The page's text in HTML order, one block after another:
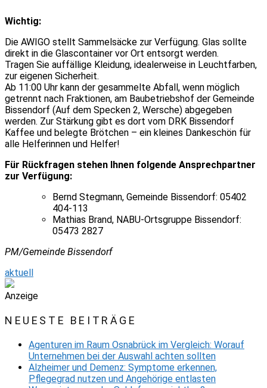
Wichtig:
Die AWIGO stellt Sammelsäcke zur Verfügung. Glas sollte
direkt in die Glascontainer vor Ort entsorgt werden.
Tragen Sie auffällige Kleidung, idealerweise in Leuchtfarben,
zur eigenen Sicherheit.
Ab 11:00 Uhr kann der gesammelte Abfall, wenn möglich
getrennt nach Fraktionen, am Baubetriebshof der Gemeinde
Bissendorf (Auf dem Specken 2, Wersche) abgegeben
werden. Zur Stärkung gibt es dort vom DRK Bissendorf
Kaffee und belegte Brötchen – ein kleines Dankeschön für
alle Helferinnen und Helfer!
Für Rückfragen stehen Ihnen folgende Ansprechpartner
zur Verfügung:
Bernd Stegmann, Gemeinde Bissendorf: 05402
404-113
Mathias Brand, NABU-Ortsgruppe Bissendorf:
05473 2827
PM/Gemeinde Bissendorf
aktuell
Anzeige
NEUESTE BEITRÄGE
Agenturen im Raum Osnabrück im Vergleich: Worauf
Unternehmen bei der Auswahl achten sollten
Alzheimer und Demenz: Symptome erkennen,
Pflegegrad nutzen und Angehörige entlasten